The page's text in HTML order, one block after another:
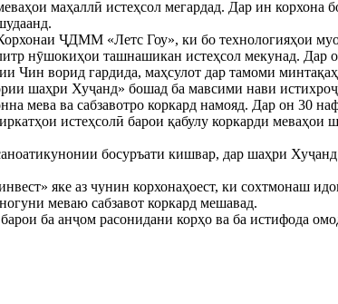
маҳаллӣ истеҳсол мегардад. Дар ин корхона
ҶДММ «Летс Гоу», ки бо технологияҳои
нӯшокиҳои ташнашикан истеҳсол мекунад. Дар
Чин ворид гардида, маҳсулот дар тамоми
шаҳри Хуҷанд» бошад ба мавсими нави
мева ва сабзавотро коркард намояд. Дар он 30
истеҳсолӣ барои қабулу коркарди меваҳои
босуръати кишвар, дар шаҳри
яке аз чунин корхонаҳоест, ки сохтмонаш
меваю сабзавот коркард мешавад.
ба анҷом расонидани корҳо ва ба истифода